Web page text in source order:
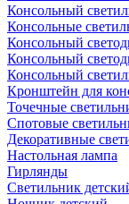
Консольный
Консольные
Консольный
Консольный
Консольный
Кронштейн для
Точечные
Спотовые
Декоративные
Настольная лампа
Гирлянды
Светильник